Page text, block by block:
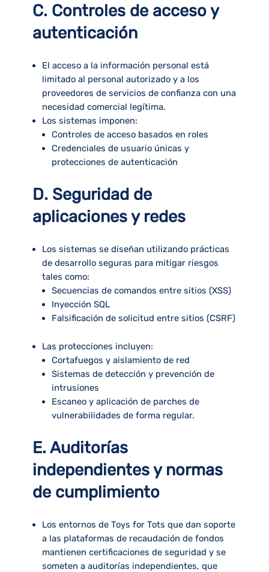
C. Controles de acceso y
autenticación
El acceso a la información personal está
limitado al personal autorizado y a los
proveedores de servicios de confianza con una
necesidad comercial legítima.
Los sistemas imponen:
Controles de acceso basados en roles
Credenciales de usuario únicas y
protecciones de autenticación
D. Seguridad de
aplicaciones y redes
Los sistemas se diseñan utilizando prácticas
de desarrollo seguras para mitigar riesgos
tales como:
Secuencias de comandos entre sitios (XSS)
Inyección SQL
Falsificación de solicitud entre sitios (CSRF)
Las protecciones incluyen:
Cortafuegos y aislamiento de red
Sistemas de detección y prevención de
intrusiones
Escaneo y aplicación de parches de
vulnerabilidades de forma regular.
E. Auditorías
independientes y normas
de cumplimiento
Los entornos de Toys for Tots que dan soporte
a las plataformas de recaudación de fondos
mantienen certificaciones de seguridad y se
someten a auditorías independientes, que